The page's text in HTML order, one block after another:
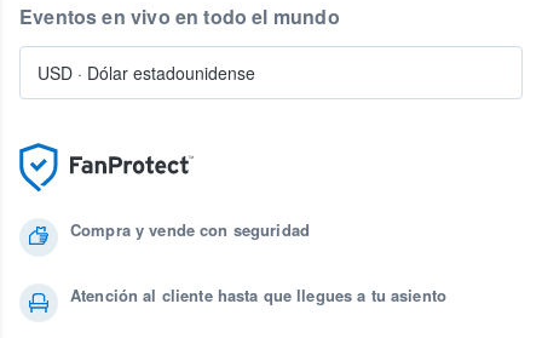
Compra y vende con seguridad
Atención al cliente hasta que llegues a tu asiento
Eventos en vivo en todo el mundo
USD · Dólar estadounidense